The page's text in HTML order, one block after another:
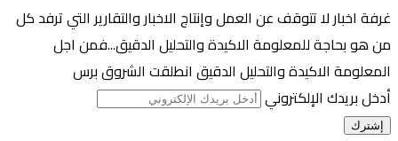
غرفة اخبار لا تتوقف عن العمل وإنتاج الاخبار والتقارير التي ترفد كل
من هو بحاجة للمعلومة الاكيدة والتحليل الدقيق...فمن اجل
المعلومة الاكيدة والتحليل الدقيق انطلقت الشروق برس
أدخل بريدك الإلكتروني